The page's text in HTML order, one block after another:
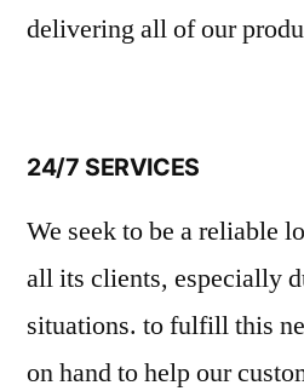
delivering all of our
24/7 SERVICES
We seek to be a reliable
all its clients, especially
situations. to fulfill this
on hand to help our